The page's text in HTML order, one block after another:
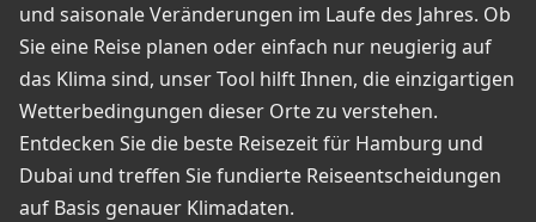
und saisonale Veränderungen im Laufe des Jahres. Ob
Sie eine Reise planen oder einfach nur neugierig auf
das Klima sind, unser Tool hilft Ihnen, die einzigartigen
Wetterbedingungen dieser Orte zu verstehen.
Entdecken Sie die beste Reisezeit für Hamburg und
Dubai und treffen Sie fundierte Reiseentscheidungen
auf Basis genauer Klimadaten.